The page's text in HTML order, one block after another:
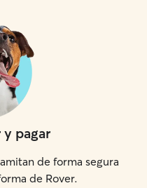
y pagar
de forma segura
de Rover.